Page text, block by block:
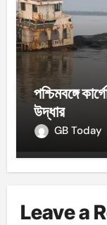
পশ্চিমবঙ্গে
উদ্ধার
GB Today
Leave a